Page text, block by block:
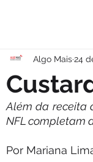
Algo Mais24
Além da receita
NFL completam
Por Mariana